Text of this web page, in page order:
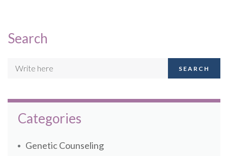
Search
SEARCH
Categories
Genetic Counseling